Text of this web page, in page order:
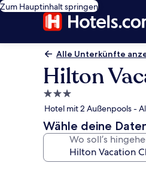
Zum Hauptinhalt springen
Alle Unterkünfte
Hilton
3.0-
Sterne-
Unterkunft
Hotel mit 2 Außenpools -
Wähle deine
Wo soll’s